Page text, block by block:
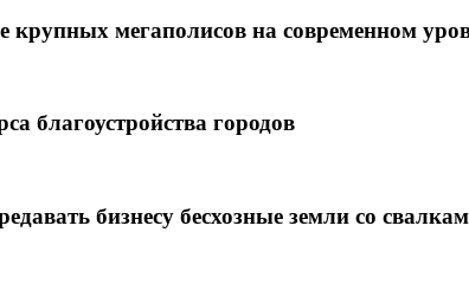
мегаполисов на современном
благоустройства городов
бизнесу бесхозные земли со